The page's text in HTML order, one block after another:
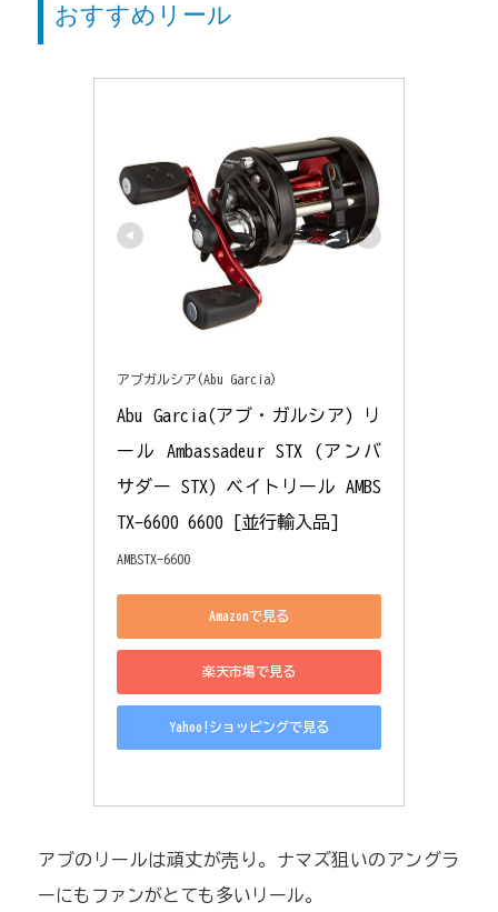
おすすめリール
アブガルシア(Abu Garcia)
Abu Garcia(アブ・ガルシア) リ
ール Ambassadeur STX (アンバ
サダー STX) ベイトリール AMBS
TX-6600 6600 [並行輸入品]
AMBSTX-6600
Amazonで見る
楽天市場で見る
Yahoo!ショッピングで見る
アブのリールは頑丈が売り。ナマズ狙いのアングラ
ーにもファンがとても多いリール。